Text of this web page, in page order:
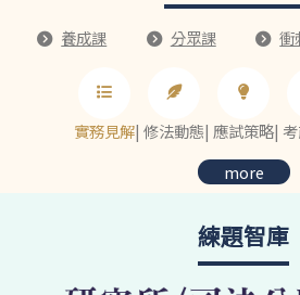
養成課 分眾課 衝
實務見解| 修法動態| 應試策略|
more
練題智庫